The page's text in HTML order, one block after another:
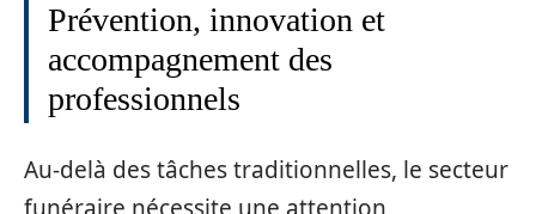
Prévention, innovation et
accompagnement des
professionnels
Au-delà des tâches traditionnelles, le secteur
funéraire nécessite une attention